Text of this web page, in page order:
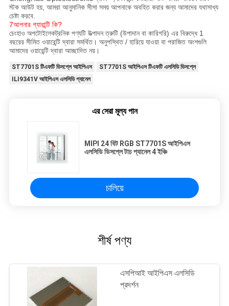
স্টক আউট হয়, আমরা আনুমানিক সীসা সময় আপনাকে অবহিত করার জন্য আমাদের যথাসাধ্য
চেষ্টা করবে.
7আপনার গ্যারান্টি কি?
চেংহাও অপটোইলেকট্রনিক পণ্যটি উত্পাদন ত্রুটি (উপাদান বা কারিগরি) এর বিরুদ্ধে 1
বছরের সীমিত ওয়ারেন্টি দ্বারা সমর্থিত। অনুপস্থিত / হারিয়ে যাওয়া বা পরাজিত অংশগুলি
আমাদের ওয়ারেন্টি দ্বারা আচ্ছাদিত নয়।
ST7701S টিএফটি ডিসপ্লে আইপিএস
ST7701S আইপিএস টিএফটি এলসিডি ডিসপ্লে
ILI9341V আইপিএস এলসিডি প্যানেল
এর সেরা মূল্য পান
MIPI 24 বিট RGB ST7701S আইপিএস
এলসিডি ডিসপ্লে টাচ প্যানেল 4 ইঞ্চি
চালিয়ে
শীর্ষ পণ্য
এসপিআই আইপিএস এলসিডি
প্রদর্শন